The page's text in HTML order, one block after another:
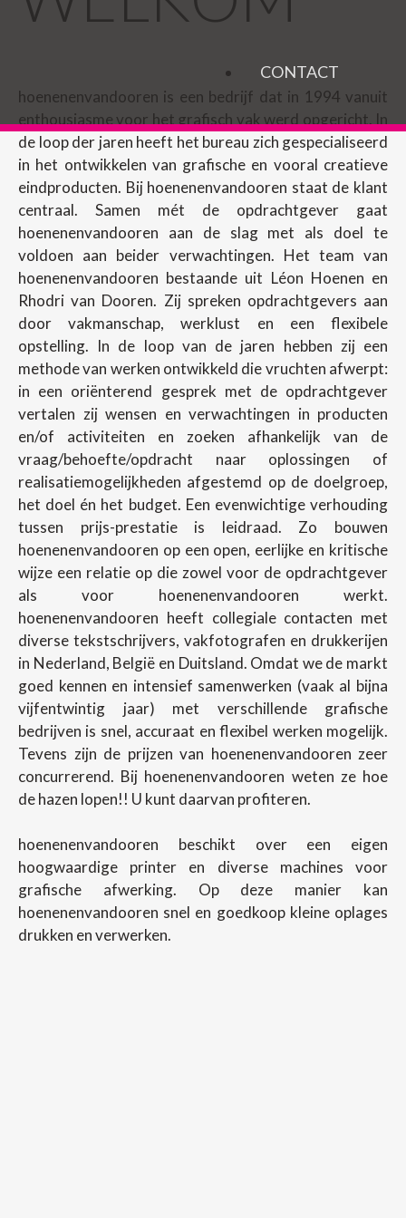
CONTACT
hoenenenvandooren is een bedrijf dat in 1994 vanuit
enthousiasme voor het grafisch vak werd opgericht. In
de loop der jaren heeft het bureau zich gespecialiseerd
in het ontwikkelen van grafische en vooral creatieve
eindproducten. Bij hoenenenvandooren staat de klant
centraal. Samen mét de opdrachtgever gaat
hoenenenvandooren aan de slag met als doel te
voldoen aan beider verwachtingen. Het team van
hoenenenvandooren bestaande uit Léon Hoenen en
Rhodri van Dooren. Zij spreken opdrachtgevers aan
door vakmanschap, werklust en een flexibele
opstelling. In de loop van de jaren hebben zij een
methode van werken ontwikkeld die vruchten afwerpt:
in een oriënterend gesprek met de opdrachtgever
vertalen zij wensen en verwachtingen in producten
en/of activiteiten en zoeken afhankelijk van de
vraag/behoefte/opdracht naar oplossingen of
realisatiemogelijkheden afgestemd op de doelgroep,
het doel én het budget. Een evenwichtige verhouding
tussen prijs-prestatie is leidraad. Zo bouwen
hoenenenvandooren op een open, eerlijke en kritische
wijze een relatie op die zowel voor de opdrachtgever
als voor hoenenenvandooren werkt.
hoenenenvandooren heeft collegiale contacten met
diverse tekstschrijvers, vakfotografen en drukkerijen
in Nederland, België en Duitsland. Omdat we de markt
goed kennen en intensief samenwerken (vaak al bijna
vijfentwintig jaar) met verschillende grafische
bedrijven is snel, accuraat en flexibel werken mogelijk.
Tevens zijn de prijzen van hoenenenvandooren zeer
concurrerend. Bij hoenenenvandooren weten ze hoe
de hazen lopen!! U kunt daarvan profiteren.
hoenenenvandooren beschikt over een eigen
hoogwaardige printer en diverse machines voor
grafische afwerking. Op deze manier kan
hoenenenvandooren snel en goedkoop kleine oplages
drukken en verwerken.